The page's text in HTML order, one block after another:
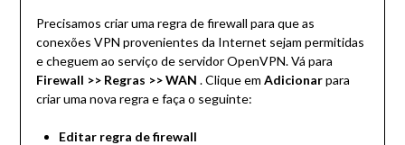
Precisamos criar uma regra de firewall para que as
conexões VPN provenientes da Internet sejam permitidas
e cheguem ao serviço de servidor OpenVPN. Vá para
Firewall >> Regras >> WAN . Clique em Adicionarpara
criar uma nova regra e faça o seguinte:
Editar regra de firewall